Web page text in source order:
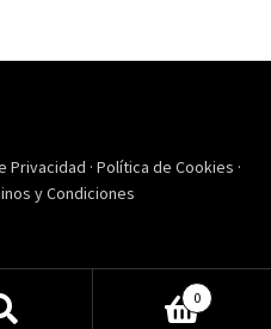
Privacidad · Política de Cookies ·
y Condiciones
0